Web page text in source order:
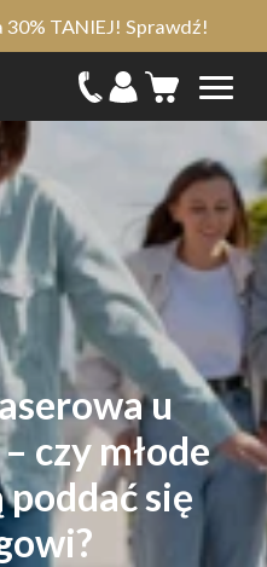
TANIEJ! Sprawdź!
u
czy młode
poddać się